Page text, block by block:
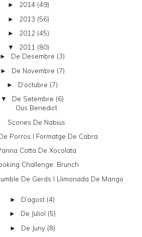
► 2014 (49)
► 2013 (56)
► 2012 (45)
▼ 2011 (80)
► De Desembre (3)
► De Novembre (7)
► D’octubre (7)
▼ De Setembre (6)
Ous Benedict
Scones De Nabius
Porros I Formatge De Cabra
Cotta De Xocolata
Challenge: Brunch
De Gerds I Llimonada De Mango
► D’agost (4)
► De Juliol (5)
► De Juny (8)